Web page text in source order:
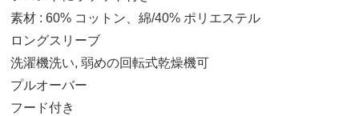
素材 : 60% コットン、綿/40% ポリエステル
ロングスリーブ
洗濯機洗い, 弱めの回転式乾燥機可
プルオーバー
フード付き